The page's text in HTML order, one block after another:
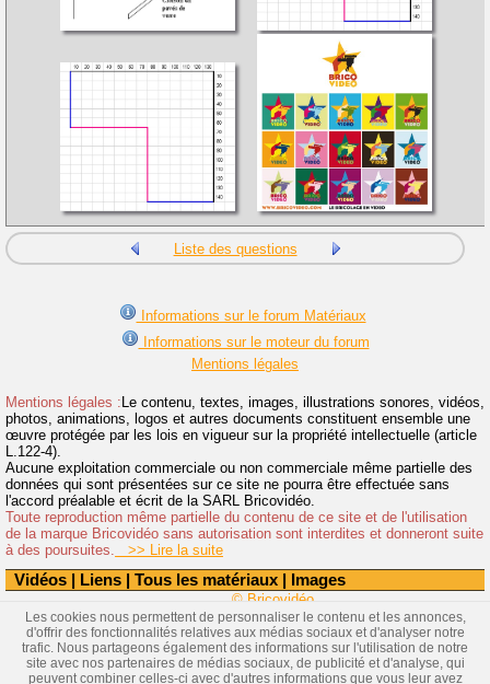
Vidéos | Liens | Tous les matériaux | Images
Liste des questions
Informations sur le forum Matériaux
Informations sur le moteur du forum
Mentions légales
Mentions légales :Le contenu, textes, images, illustrations sonores, vidéos,
photos, animations, logos et autres documents constituent ensemble une
œuvre protégée par les lois en vigueur sur la propriété intellectuelle (article
L.122-4).
Aucune exploitation commerciale ou non commerciale même partielle des
données qui sont présentées sur ce site ne pourra être effectuée sans
l'accord préalable et écrit de la SARL Bricovidéo.
Toute reproduction même partielle du contenu de ce site et de l'utilisation
de la marque Bricovidéo sans autorisation sont interdites et donneront suite
à des poursuites.
>> Lire la suite
© Bricovidéo
Les cookies nous permettent de personnaliser le contenu et les annonces,
d'offrir des fonctionnalités relatives aux médias sociaux et d'analyser notre
trafic. Nous partageons également des informations sur l'utilisation de notre
site avec nos partenaires de médias sociaux, de publicité et d'analyse, qui
peuvent combiner celles-ci avec d'autres informations que vous leur avez